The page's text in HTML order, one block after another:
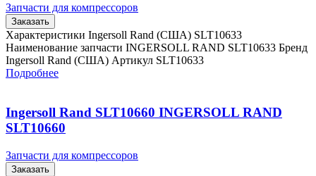
Запчасти для компрессоров
Заказать
Характеристики Ingersoll Rand (США) SLT10633
Наименование запчасти INGERSOLL RAND SLT10633 Бренд
Ingersoll Rand (США) Артикул SLT10633
Подробнее
Ingersoll Rand SLT10660 INGERSOLL RAND
SLT10660
Запчасти для компрессоров
Заказать